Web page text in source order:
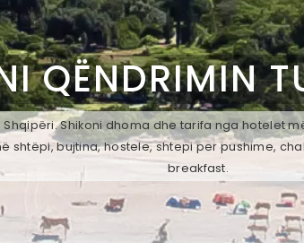
QËNDRIMIN
Shikoni dhoma dhe tarifa nga hotelet
shtëpi, bujtina, hostele, shtepi per pushime,
breakfast.